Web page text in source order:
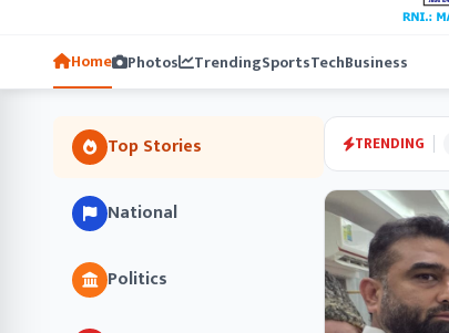
Home Photos TrendingSportsTechBusiness
Top Stories
National
Politics
TRENDING